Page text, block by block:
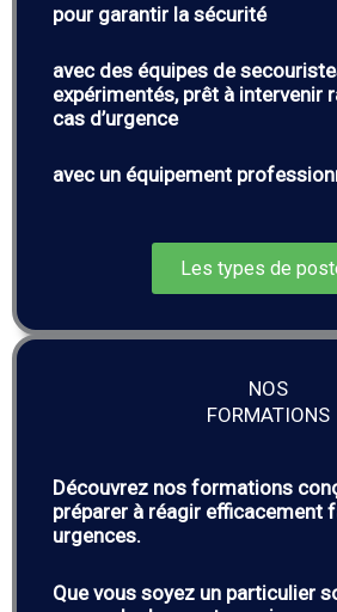
pour garantir la sécurité
avec des équipes de
expérimentés, prêt à intervenir
cas d’urgence
avec un équipement
Les types de
NOS
FORMATIONS
Découvrez nos formations
préparer à réagir efficacement
urgences.
Que vous soyez un particulier